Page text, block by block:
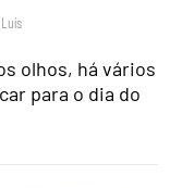
olhos, há vários
para o dia do